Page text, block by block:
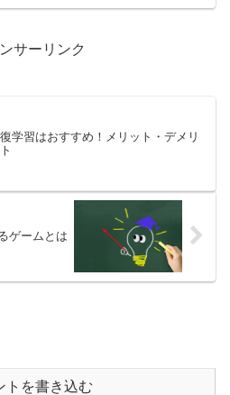
サーリンク
学習はおすすめ！メリット・デメリ
ゲームとは
トを書き込む